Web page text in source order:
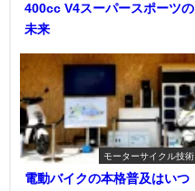
400cc V4スーパースポーツの
未来
モーターサイクル技術
電動バイクの本格普及はいつ